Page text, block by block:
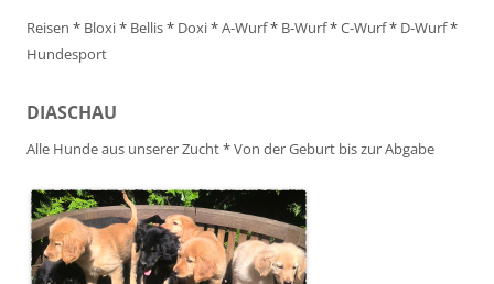
Reisen * Bloxi* Bellis* Doxi*A-Wurf* B-Wurf*C-Wurf* D-Wurf*
Hundesport
DIASCHAU
Alle Hunde aus unserer Zucht*Von der Geburt bis zur Abgabe